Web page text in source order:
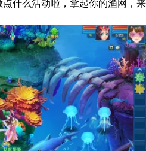
什么活动啦，拿起你的渔网，来